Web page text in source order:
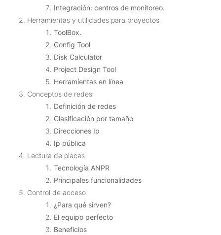
Integración: centros de monitoreo.
Herramientas y utilidades para proyectos
ToolBox.
Config Tool
Disk Calculator
Project Design Tool
Herramientas en línea
Conceptos de redes
Definición de redes
Clasificación por tamaño
Direcciones Ip
Ip pública
Lectura de placas
Tecnología ANPR
Principales funcionalidades
Control de acceso
¿Para qué sirven?
El equipo perfecto
Beneficios